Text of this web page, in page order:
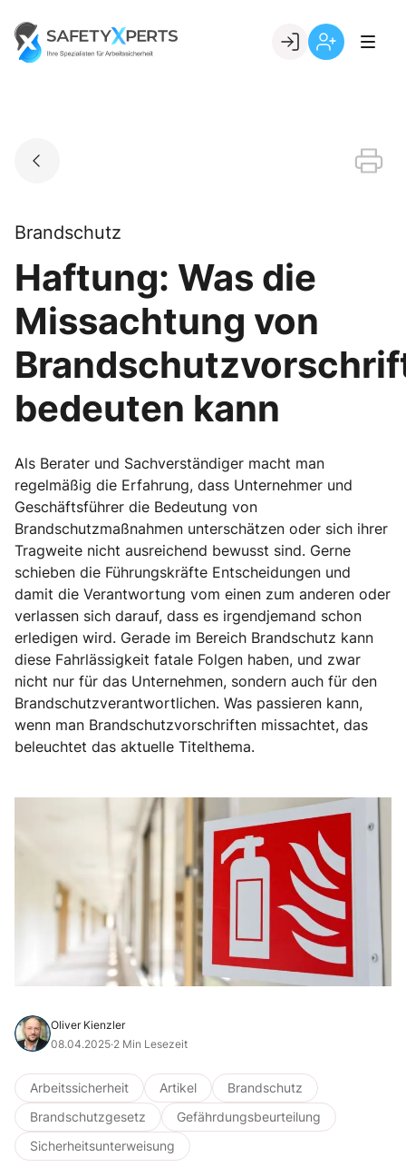
content
Go to landing page.
Brandschutz
Haftung: Was die
Missachtung von
bedeuten kann
Als Berater und Sachverständiger macht man
regelmäßig die Erfahrung, dass Unternehmer und
Geschäftsführer die Bedeutung von
Brandschutzmaßnahmen unterschätzen oder sich ihrer
Tragweite nicht ausreichend bewusst sind. Gerne
schieben die Führungskräfte Entscheidungen und
damit die Verantwortung vom einen zum anderen oder
verlassen sich darauf, dass es irgendjemand schon
erledigen wird. Gerade im Bereich Brandschutz kann
diese Fahrlässigkeit fatale Folgen haben, und zwar
nicht nur für das Unternehmen, sondern auch für den
Brandschutzverantwortlichen. Was passieren kann,
wenn man Brandschutzvorschriften missachtet, das
beleuchtet das aktuelle Titelthema.
Oliver Kienzler
08.04.2025·2 Min Lesezeit
Arbeitssicherheit Artikel
Brandschutz
Brandschutzgesetz
Gefährdungsbeurteilung
Sicherheitsunterweisung